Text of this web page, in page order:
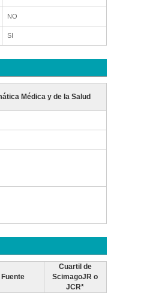
NO
SI
Médica y de la Salud
Fuente
Cuartil de
ScimagoJR o
JCR*